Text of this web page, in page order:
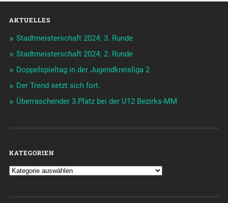
AKTUELLES
Stadtmeisterschaft 2024: 3. Runde
Stadtmeisterschaft 2024: 2. Runde
Doppelspieltag in der Jugendkreisliga 2
Der Trend setzt sich fort.
Überraschender 3.Platz bei der U12 Bezirks-MM
KATEGORIEN